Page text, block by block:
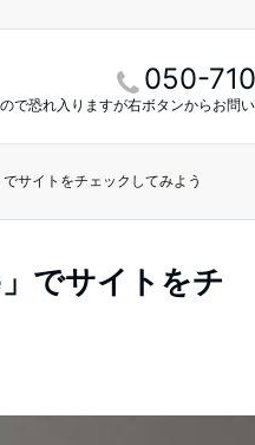
050-
で恐れ入りますが右ボタンからお問
サイトをチェックしてみよう
でサイトをチ